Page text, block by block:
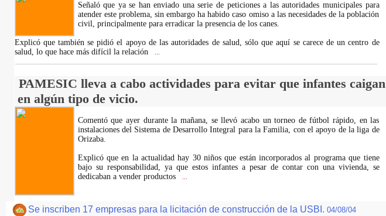
Señaló que ya se han enviado una serie de peticiones a las autoridades municipales para
atender este problema, sin embargo ha habido caso omiso a las necesidades de la población
civil, principalmente para erradicar la presencia de los canes.
Explicó que también se pidió el apoyo de las autoridades de salud, sólo que aquí se carece de un centro de
salud, lo que hace más difícil la relación
PAMESIC lleva a cabo actividades para evitar que infantes caigan
en algún tipo de vicio.
Comentó que ayer durante la mañana, se llevó acabo un torneo de fútbol rápido, en las
instalaciones del Sistema de Desarrollo Integral para la Familia, con el apoyo de la liga de
Orizaba.
Explicó que en la actualidad hay 30 niños que están incorporados al programa que tiene
bajo su responsabilidad, ya que estos infantes a pesar de contar con una vivienda, se
dedicaban a vender productos
Se inscriben 17 empresas para la licitación de construcción de la USBI. 04/08/04